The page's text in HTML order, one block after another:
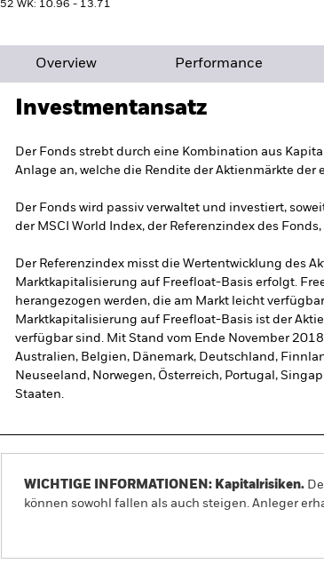
52 WK: 10.96 - 13.71
Overview Performance
Investmentansatz
Der Fonds strebt durch eine Kombination aus
Anlage an, welche die Rendite der Aktienmärkte
Der Fonds wird passiv verwaltet und investiert,
der MSCI World Index, der Referenzindex des
Der Referenzindex misst die Wertentwicklung des
Marktkapitalisierung auf Freefloat-Basis erfolgt.
herangezogen werden, die am Markt leicht
Marktkapitalisierung auf Freefloat-Basis ist der
verfügbar sind. Mit Stand vom Ende November
Australien, Belgien, Dänemark, Deutschland,
Neuseeland, Norwegen, Österreich, Portugal,
Staaten.
WICHTIGE INFORMATIONEN: Kapitalrisiken.
können sowohl fallen als auch steigen. Anleger